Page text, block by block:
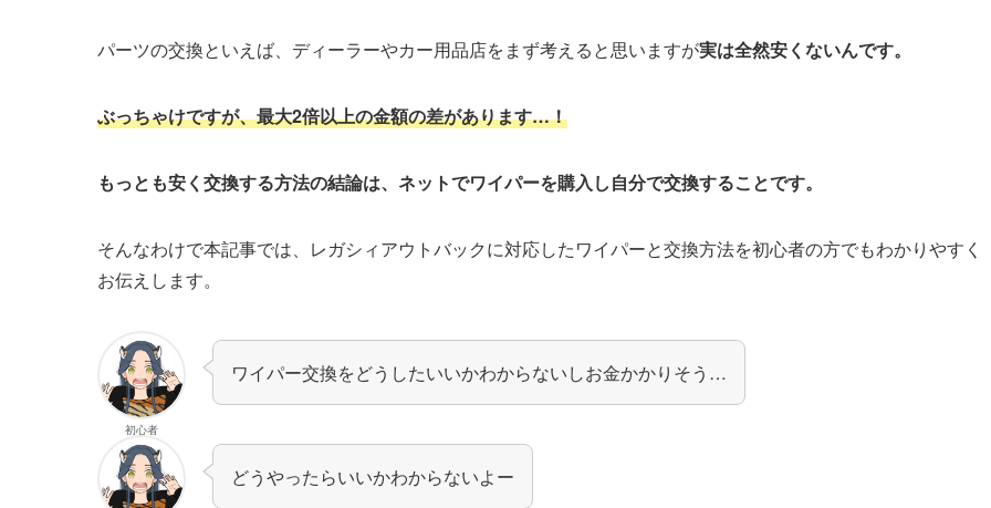
パーツの交換といえば、ディーラーやカー用品店をまず考えると思いますが実は全然安くないんです。
ぶっちゃけですが、最大2倍以上の金額の差があります…！
もっとも安く交換する方法の結論は、ネットでワイパーを購入し自分で交換することです。
そんなわけで本記事では、 レガシィアウトバックに対応したワイパーと交換方法を初心者の方でもわかりやすく
お伝えします。
初心者
ワイパー交換をどうしたいいかわからないしお金かかりそう…
どうやったらいいかわからないよー